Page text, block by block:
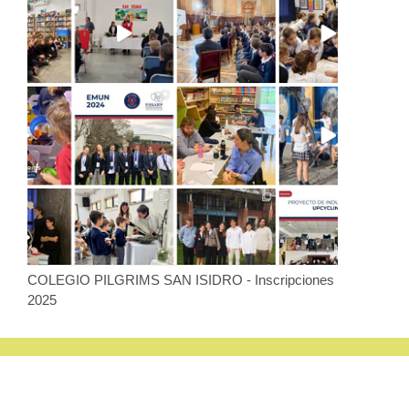
COLEGIO PILGRIMS SAN ISIDRO - Inscripciones
2025